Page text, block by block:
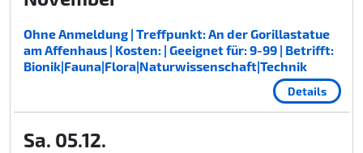
Ohne Anmeldung | Treffpunkt: An der Gorillastatue
am Affenhaus | Kosten: | Geeignet für: 9-99 | Betrifft:
Bionik|Fauna|Flora|Naturwissenschaft|Technik
Details
Sa. 05.12.